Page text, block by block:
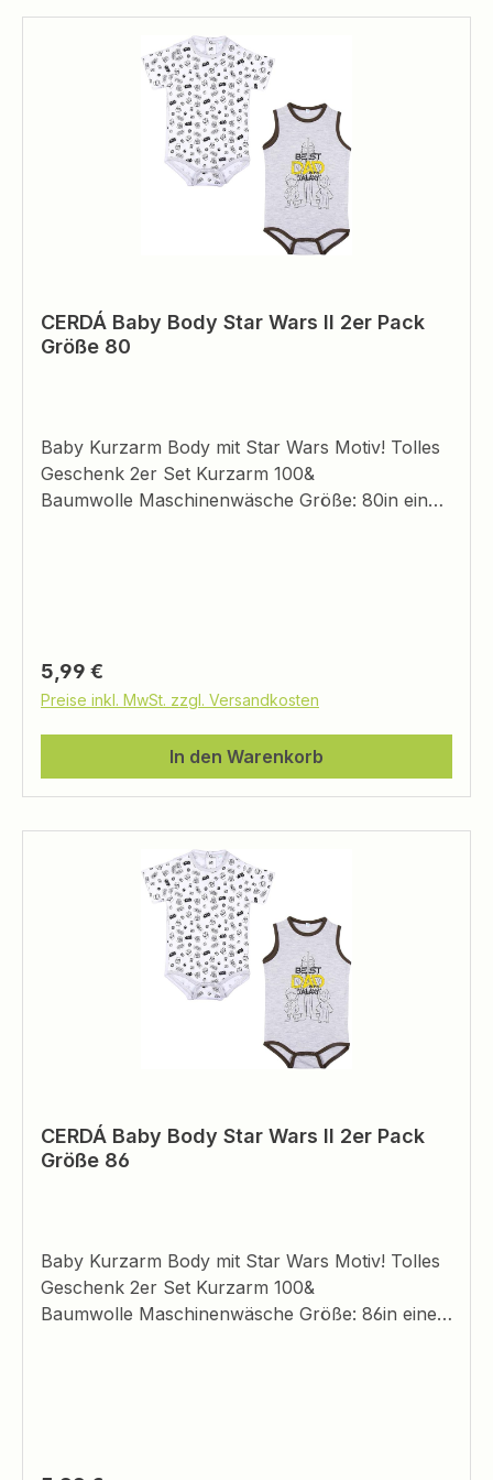
CERDÁ Baby Body Star Wars II 2er Pack
Größe 80
Baby Kurzarm Body mit Star Wars Motiv! Tolles
Geschenk 2er Set Kurzarm 100&
Baumwolle Maschinenwäsche Größe: 80in einer
Regulärer Preis:
5,99 €
Preise inkl. MwSt. zzgl. Versandkosten
In den Warenkorb
CERDÁ Baby Body Star Wars II 2er Pack
Größe 86
Baby Kurzarm Body mit Star Wars Motiv! Tolles
Geschenk 2er Set Kurzarm 100&
Baumwolle Maschinenwäsche Größe: 86in einer